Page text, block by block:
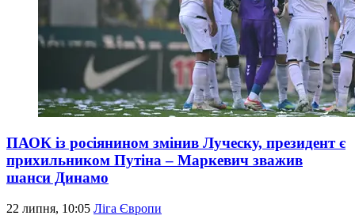
ПАОК із росіянином змінив Луческу, президент є
прихильником Путіна – Маркевич зважив
шанси Динамо
22 липня, 10:05 Ліга Європи